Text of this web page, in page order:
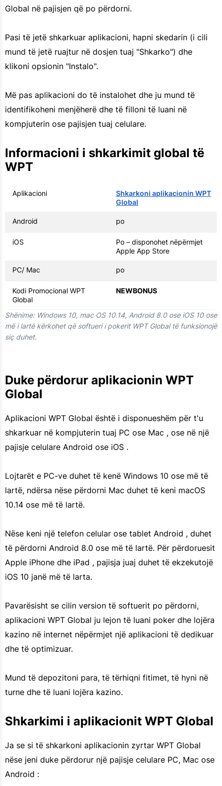
Global në pajisjen që po përdorni.
Pasi të jetë shkarkuar aplikacioni, hapni skedarin (i cili
mund të jetë ruajtur në dosjen tuaj "Shkarko") dhe
klikoni opsionin "Instalo".
Më pas aplikacioni do të instalohet dhe ju mund të
identifikoheni menjëherë dhe të filloni të luani në
kompjuterin ose pajisjen tuaj celulare.
Informacioni i shkarkimit global të
WPT
Aplikacioni
Shkarkoni aplikacionin WPT
Global
Android po
iOS
Po – disponohet nëpërmjet
Apple App Store
PC/ Mac po
Kodi Promocional WPT
Global
NEWBONUS
Shënime: Windows 10, mac OS 10.14, Android 8.0 ose iOS 10 ose
më i lartë kërkohet që softueri i pokerit WPT Global të funksionojë
siç duhet.
Duke përdorur aplikacionin WPT
Global
Aplikacioni WPT Global është i disponueshëm për t'u
shkarkuar në kompjuterin tuaj PC ose Mac , ose në një
pajisje celulare Android ose iOS .
Lojtarët e PC-ve duhet të kenë Windows 10 ose më të
lartë, ndërsa nëse përdorni Mac duhet të keni macOS
10.14 ose më të lartë.
Nëse keni një telefon celular ose tablet Android , duhet
të përdorni Android 8.0 ose më të lartë. Për përdoruesit
Apple iPhone dhe iPad , pajisja juaj duhet të ekzekutojë
iOS 10 janë më të larta.
Pavarësisht se cilin version të softuerit po përdorni,
aplikacioni WPT Global ju lejon të luani poker dhe lojëra
kazino në internet nëpërmjet një aplikacioni të dedikuar
dhe të optimizuar.
Mund të depozitoni para, të tërhiqni fitimet, të hyni në
turne dhe të luani lojëra kazino.
Shkarkimi i aplikacionit WPT Global
Ja se si të shkarkoni aplikacionin zyrtar WPT Global
nëse jeni duke përdorur një pajisje celulare PC, Mac ose
Android :